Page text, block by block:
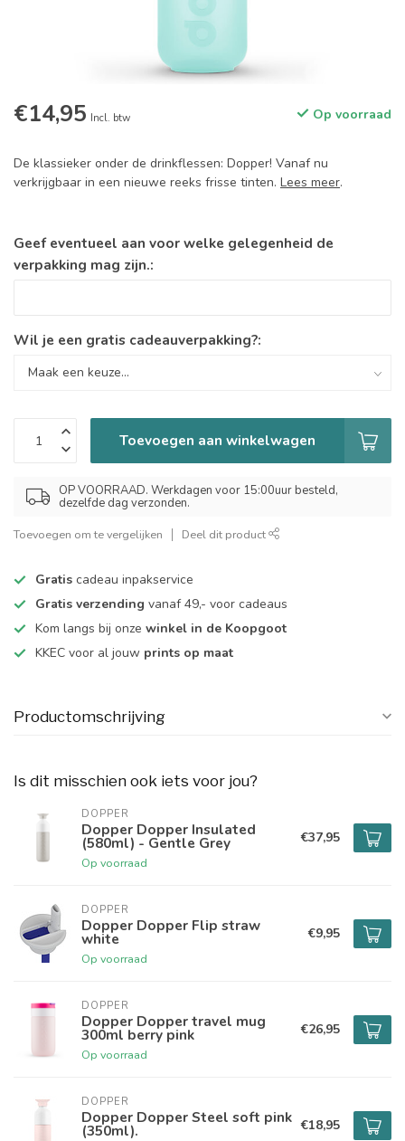
€14,95 Incl. btw Op voorraad
De klassieker onder de drinkflessen: Dopper! Vanaf nu
verkrijgbaar in een nieuwe reeks frisse tinten. Lees meer.
Geef eventueel aan voor welke gelegenheid de
verpakking mag zijn.:
Wil je een gratis cadeauverpakking?:
Toevoegen aan winkelwagen
OP VOORRAAD. Werkdagen voor 15:00uur besteld,
dezelfde dag verzonden.
Toevoegen om te vergelijken Deel dit product
Gratis cadeau inpakservice
Gratis verzending vanaf 49,- voor cadeaus
Kom langs bij onze winkel in de Koopgoot
KKEC voor al jouw prints op maat
Productomschrijving
Is dit misschien ook iets voor jou?
DOPPER
Dopper Dopper Insulated
(580ml) - Gentle Grey
Op voorraad
€37,95
DOPPER
Dopper Dopper Flip straw
white
Op voorraad
€9,95
DOPPER
Dopper Dopper travel mug
300ml berry pink
Op voorraad
€26,95
DOPPER
Dopper Dopper Steel soft pink
(350ml). €18,95